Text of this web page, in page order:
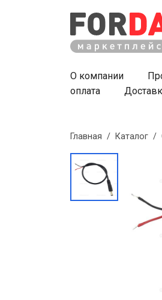
О компании
оплата
Главная / Каталог /